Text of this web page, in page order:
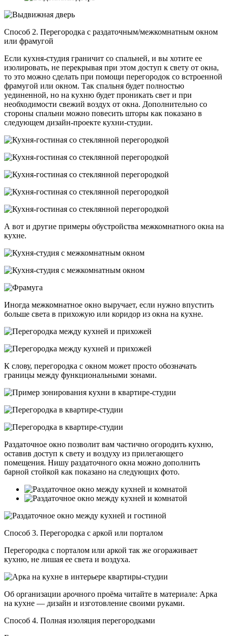
Способ 2. Перегородка с раздаточным/межкомнатным окном
или фрамугой
Если кухня-студия граничит со спальней, и вы хотите ее
изолировать, не перекрывая при этом доступ к свету от окна,
то это можно сделать при помощи перегородок со встроенной
фрамугой или окном. Так спальня будет полностью
уединенной, но на кухню будет проникать свет и при
необходимости свежий воздух от окна. Дополнительно со
стороны спальни можно повесить шторы как показано в
следующем дизайн-проекте кухни-студии.
А вот и другие примеры обустройства межкомнатного окна на
кухне.
Иногда межкомнатное окно выручает, если нужно впустить
больше света в прихожую или коридор из окна на кухне.
К слову, перегородка с окном может просто обозначать
границы между функциональными зонами.
Раздаточное окно позволит вам частично огородить кухню,
оставив доступ к свету и воздуху из прилегающего
помещения. Нишу раздаточного окна можно дополнить
барной стойкой как показано на следующих фото.
Способ 3. Перегородка с аркой или порталом
Перегородка с порталом или аркой так же огораживает
кухню, не лишая ее света и воздуха.
Об организации арочного проёма читайте в материале: Арка
на кухне — дизайн и изготовление своими руками.
Способ 4. Полная изоляция перегородками